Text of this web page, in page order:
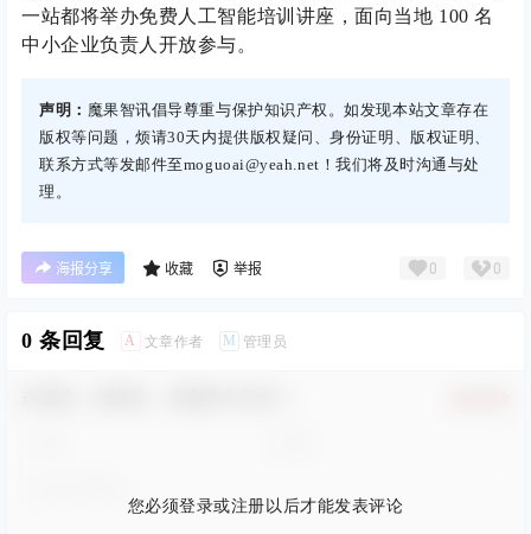
一站都将举办免费人工智能培训讲座，面向当地 100 名
中小企业负责人开放参与。
声明： 魔果智讯倡导尊重与保护知识产权。如发现本站文章存在
版权等问题，烦请30天内提供版权疑问、身份证明、版权证明、
联系方式等发邮件至moguoai@yeah.net！我们将及时沟通与处
理。
海报分享 收藏 举报 0 0
0 条回复 A 文章作者 M 管理员
您必须登录或注册以后才能发表评论